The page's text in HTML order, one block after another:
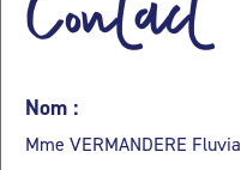
Nom :
Mme VERMANDERE Fluvia